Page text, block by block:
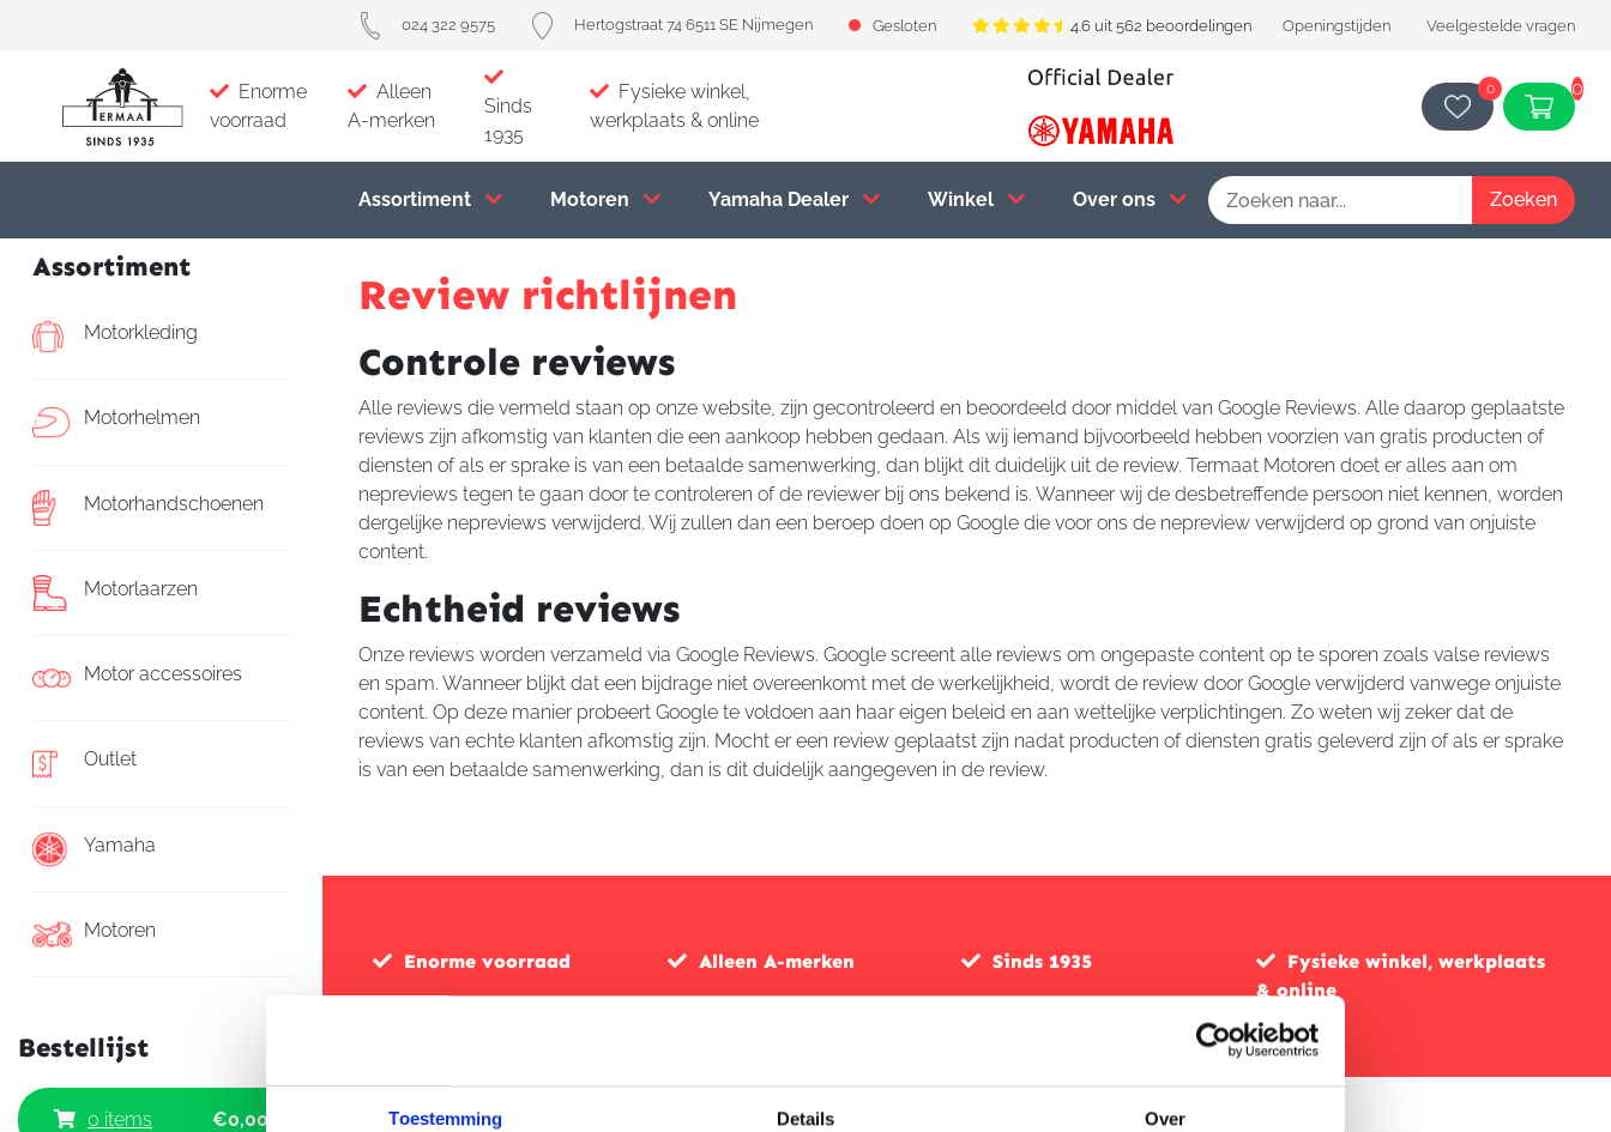
Toestemming Details Over
024 322 9575 Hertogstraat 74 6511 SE Nijmegen Gesloten 4.6 uit 562 beoordelingen Openingstijden Veelgestelde vragen
Enorme
voorraad
Alleen
A-merken
Sinds
1935
Fysieke winkel,
werkplaats & online
0 0
Assortiment Motoren Yamaha Dealer Winkel Over ons
Assortiment
Motorkleding
Motorhelmen
Motorhandschoenen
Motorlaarzen
Motor accessoires
Outlet
Yamaha
Motoren
Bestellijst
0 items €0,00
Review richtlijnen
Controle reviews
Alle reviews die vermeld staan op onze website, zijn gecontroleerd en beoordeeld door middel van Google Reviews. Alle daarop geplaatste
reviews zijn afkomstig van klanten die een aankoop hebben gedaan. Als wij iemand bijvoorbeeld hebben voorzien van gratis producten of
diensten of als er sprake is van een betaalde samenwerking, dan blijkt dit duidelijk uit de review. Termaat Motoren doet er alles aan om
nepreviews tegen te gaan door te controleren of de reviewer bij ons bekend is. Wanneer wij de desbetreffende persoon niet kennen, worden
dergelijke nepreviews verwijderd. Wij zullen dan een beroep doen op Google die voor ons de nepreview verwijderd op grond van onjuiste
content.
Echtheid reviews
Onze reviews worden verzameld via Google Reviews. Google screent alle reviews om ongepaste content op te sporen zoals valse reviews
en spam. Wanneer blijkt dat een bijdrage niet overeenkomt met de werkelijkheid, wordt de review door Google verwijderd vanwege onjuiste
content. Op deze manier probeert Google te voldoen aan haar eigen beleid en aan wettelijke verplichtingen. Zo weten wij zeker dat de
reviews van echte klanten afkomstig zijn. Mocht er een review geplaatst zijn nadat producten of diensten gratis geleverd zijn of als er sprake
is van een betaalde samenwerking, dan is dit duidelijk aangegeven in de review.
Enorme voorraad Alleen A-merken Sinds 1935
Fysieke winkel, werkplaats
& online